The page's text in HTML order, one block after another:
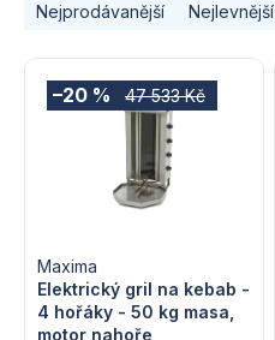
p
Nejprodávanější Nejlevnější
V
s
p
47 533 Kč
–20 %
Elektrický gril na kebab -
4 hořáky - 50 kg masa,
motor nahoře
Maxima